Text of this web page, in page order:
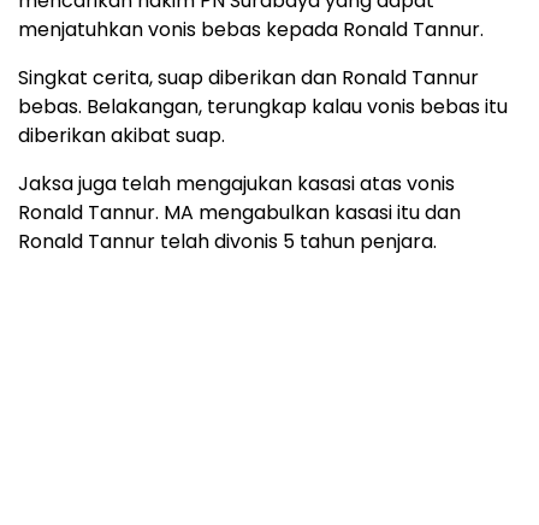
menjatuhkan vonis bebas kepada Ronald Tannur.
Singkat cerita, suap diberikan dan Ronald Tannur
bebas. Belakangan, terungkap kalau vonis bebas itu
diberikan akibat suap.
Jaksa juga telah mengajukan kasasi atas vonis
Ronald Tannur. MA mengabulkan kasasi itu dan
Ronald Tannur telah divonis 5 tahun penjara.